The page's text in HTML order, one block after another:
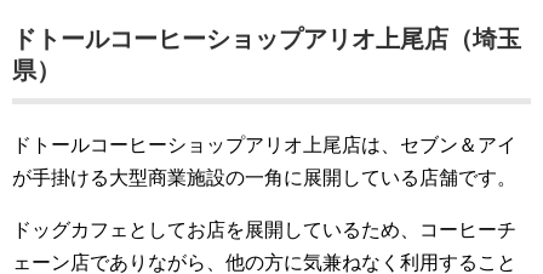
ドトールコーヒーショップアリオ上尾店（埼玉
県）
ドトールコーヒーショップアリオ上尾店は、セブン＆アイ
が手掛ける大型商業施設の一角に展開している店舗です。
ドッグカフェとしてお店を展開しているため、コーヒーチ
ェーン店でありながら、他の方に気兼ねなく利用すること